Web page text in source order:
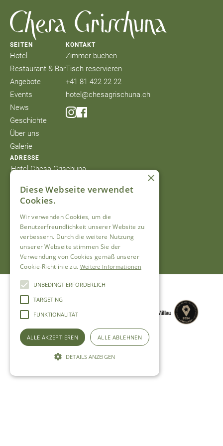
SEITEN
Hotel
Restaurant & Bar
Angebote
Events
News
Geschichte
Über uns
Galerie
KONTAKT
Zimmer buchen
Tisch reservieren
+41 81 422 22 22
hotel@chesagrischuna.ch
ADRESSE
Hotel Chesa Grischuna
7250 Klosters
Schweiz
© 2026 Hotel Chesa Grischuna
ImpressumAGBDatenschutz
×
Diese Webseite verwendet
Cookies.
Wir verwenden Cookies, um die
Benutzerfreundlichkeit unserer Website zu
verbessern. Durch die weitere Nutzung
unserer Webseite stimmen Sie der
Verwendung von Cookies gemäß unserer
Cookie-Richtlinie zu. Weitere Informationen
UNBEDINGT ERFORDERLICH
TARGETING
FUNKTIONALITÄT
ALLE AKZEPTIEREN ALLE ABLEHNEN
DETAILS ANZEIGEN